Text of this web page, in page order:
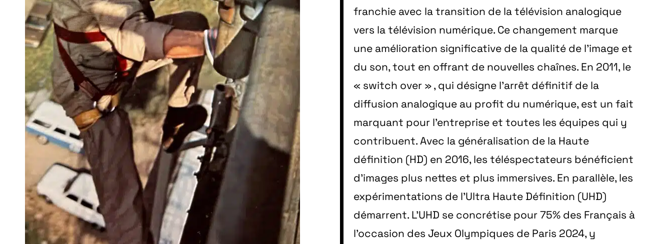
franchie avec la transition de la télévision analogique
vers la télévision numérique. Ce changement marque
une amélioration significative de la qualité de l’image et
du son, tout en offrant de nouvelles chaînes. En 2011, le
« switch over » , qui désigne l’arrêt définitif de la
diffusion analogique au profit du numérique, est un fait
marquant pour l’entreprise et toutes les équipes qui y
contribuent. Avec la généralisation de la Haute
définition (HD) en 2016, les téléspectateurs bénéficient
d’images plus nettes et plus immersives. En parallèle, les
expérimentations de l’Ultra Haute Définition (UHD)
démarrent. L’UHD se concrétise pour 75% des Français à
l’occasion des Jeux Olympiques de Paris 2024, y